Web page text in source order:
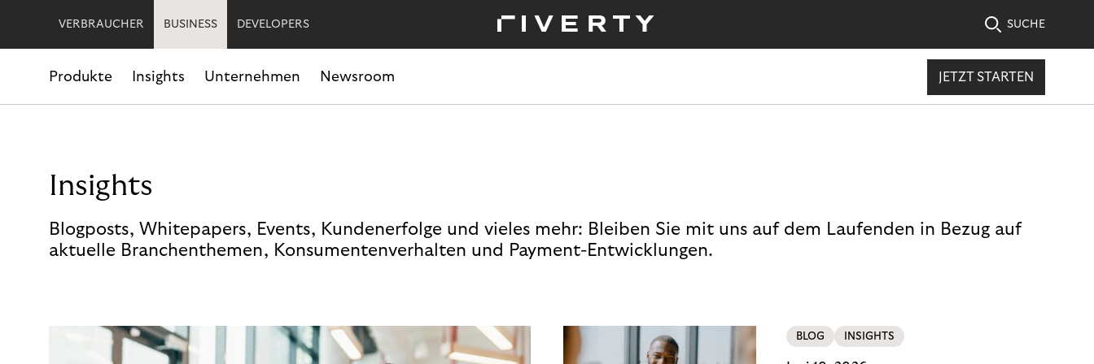
VERBRAUCHER BUSINESS DEVELOPERS SUCHE
Produkte Insights Unternehmen Newsroom JETZT STARTEN
Insights
Blogposts, Whitepapers, Events, Kundenerfolge und vieles mehr: Bleiben Sie mit uns auf dem Laufenden in Bezug auf
aktuelle Branchenthemen, Konsumentenverhalten und Payment-Entwicklungen.
BLOG INSIGHTS